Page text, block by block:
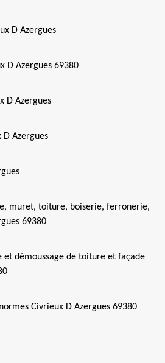
D Azergues
D Azergues 69380
D Azergues
D Azergues
muret, toiture, boiserie, ferronerie,
69380
et démoussage de toiture et façade
Civrieux D Azergues 69380